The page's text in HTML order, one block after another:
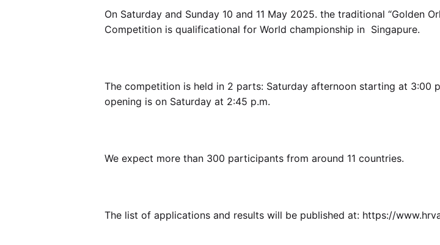
On Saturday and Sunday 10 and 11 May 2025. the traditional “Golden
Competition is qualificational for World championship in Singapure.
The competition is held in 2 parts: Saturday afternoon starting at 3:00
opening is on Saturday at 2:45 p.m.
We expect more than 300 participants from around 11 countries.
The list of applications and results will be published at: https://